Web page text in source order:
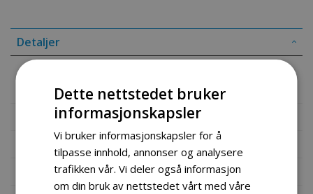
Detaljer
Mer informasjon
Produktomtaler
Fil vedlegg
Dette nettstedet bruker
informasjonskapsler
Vi bruker informasjonskapsler for å
tilpasse innhold, annonser og analysere
trafikken vår. Vi deler også informasjon
om din bruk av nettstedet vårt med våre